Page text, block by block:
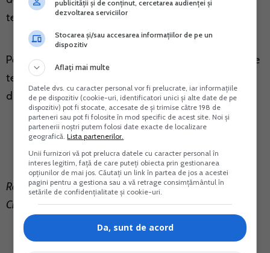
teritoriului Romaniei.
Pentru obligatia de utilizare a unor aparate similare pe
teritoriul altor state va puteti adresa autoritatilor in
domeniu din statele respective.
Raspuns oferit peportalcontabilitate.rode Olguta
Crevelescu – Economist.
publicității și de conținut, cercetarea audienței și
dezvoltarea serviciilor
Stocarea și/sau accesarea informațiilor de pe un
dispozitiv
Aflați mai multe
Datele dvs. cu caracter personal vor fi prelucrate, iar informațiile
de pe dispozitiv (cookie-uri, identificatori unici și alte date de pe
dispozitiv) pot fi stocate, accesate de și trimise către 198 de
parteneri sau pot fi folosite în mod specific de acest site. Noi și
partenerii noștri putem folosi date exacte de localizare
geografică.Lista partenerilor.
Unii furnizori vă pot prelucra datele cu caracter personal în
interes legitim, față de care puteți obiecta prin gestionarea
opțiunilor de mai jos. Căutați un link în partea de jos a acestei
pagini pentru a gestiona sau a vă retrage consimțământul în
setările de confidențialitate și cookie-uri.
Da, sunt de acord